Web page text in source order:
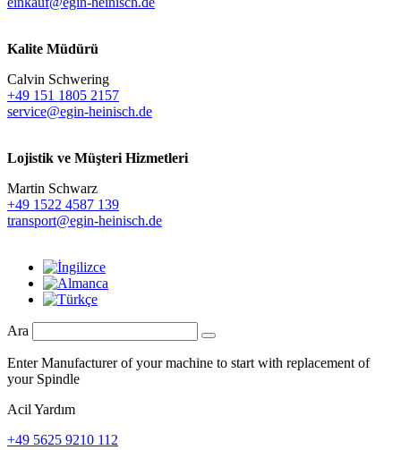
Kalite Müdürü
Calvin Schwering
+49 151 1805 2157
service@egin-heinisch.de
Lojistik ve Müşteri Hizmetleri
Martin Schwarz
+49 1522 4587 139
transport@egin-heinisch.de
Ara
Enter Manufacturer of your machine to start with replacement of
your Spindle
Acil Yardım
+49 5625 9210 112